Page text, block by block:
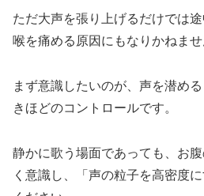
ただ大声を張り上げるだけでは
喉を痛める原因にもなりかねませ
まず意識したいのが、声を潜め
きほどのコントロールです。
静かに歌う場面であっても、お
く意識し、「声の粒子を高密度